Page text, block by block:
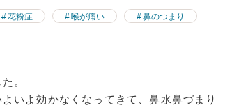
花粉症 喉が痛い 鼻のつまり
。
いよ効かなくなってきて、鼻水鼻づまり